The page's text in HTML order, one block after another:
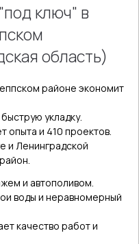
ключ" в
область)
районе экономит
укладку.
опыта и 410 проектов.
и Ленинградской
и автополивом.
воды и неравномерный
качество работ и